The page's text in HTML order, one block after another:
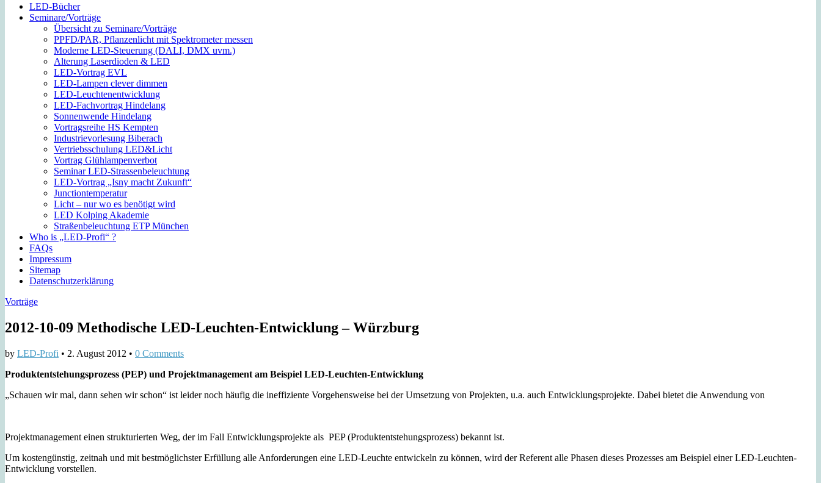
LED-Bücher
Seminare/Vorträge
Übersicht zu Seminare/Vorträge
PPFD/PAR, Pflanzenlicht mit Spektrometer messen
Moderne LED-Steuerung (DALI, DMX uvm.)
Alterung Laserdioden & LED
LED-Vortrag EVL
LED-Lampen clever dimmen
LED-Leuchtenentwicklung
LED-Fachvortrag Hindelang
Sonnenwende Hindelang
Vortragsreihe HS Kempten
Industrievorlesung Biberach
Vertriebsschulung LED&Licht
Vortrag Glühlampenverbot
Seminar LED-Strassenbeleuchtung
LED-Vortrag „Isny macht Zukunft“
Junctiontemperatur
Licht – nur wo es benötigt wird
LED Kolping Akademie
Straßenbeleuchtung ETP München
Who is „LED-Profi“ ?
FAQs
Impressum
Sitemap
Datenschutzerklärung
Vorträge
2012-10-09 Methodische LED-Leuchten-Entwicklung – Würzburg
by LED-Profi • 2. August 2012 • 0 Comments
Produktentstehungsprozess (PEP) und Projektmanagement am Beispiel LED-Leuchten-Entwicklung
„Schauen wir mal, dann sehen wir schon“ ist leider noch häufig die ineffiziente Vorgehensweise bei der Umsetzung von Projekten, u.a. auch Entwicklungsprojekte. Dabei bietet die Anwendung von
Projektmanagement einen strukturierten Weg, der im Fall Entwicklungsprojekte als PEP (Produktentstehungsprozess) bekannt ist.
Um kostengünstig, zeitnah und mit bestmöglichster Erfüllung alle Anforderungen eine LED-Leuchte entwickeln zu können, wird der Referent alle Phasen dieses Prozesses am Beispiel einer LED-Leuchten-
Entwicklung vorstellen.